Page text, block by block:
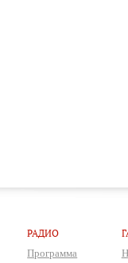
РАДИО
Программа